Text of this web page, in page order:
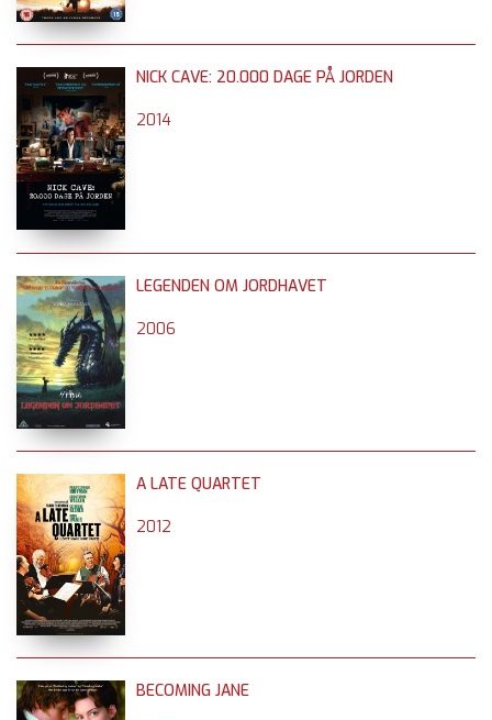
NICK CAVE: 20.000 DAGE PÅ JORDEN
2014
LEGENDEN OM JORDHAVET
2006
A LATE QUARTET
2012
BECOMING JANE